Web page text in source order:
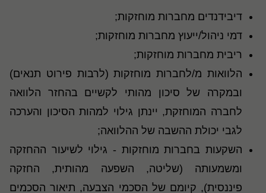
דיבידנדים מחברות מוחזקות;
דמי ניהול/ייעוץ מחברות מוחזקות;
ריבית מחברות מוחזקות;
הלוואות מ/לחברות מוחזקות (לרבות פירוט תנאים)
ובמקרה של סיכון מהותי לקשיים בהחזר הלוואה
לחברה המוחזקת, יינתן גילוי למהות הסיכון והערכה
לגבי יכולת ההשבה של ההלוואה;
השקעות בחברות מוחזקות - גילוי לשיעור ההחזקה
ומשמעותה (שליטה, השפעה מהותית, החזקה
פיננסית), קיומם של הסכמי הצבעה, תיאור הסכמים